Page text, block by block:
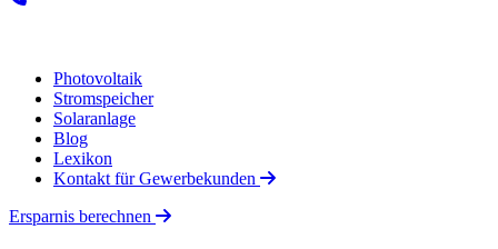
Photovoltaik
Stromspeicher
Solaranlage
Blog
Lexikon
Kontakt für Gewerbekunden
Ersparnis berechnen